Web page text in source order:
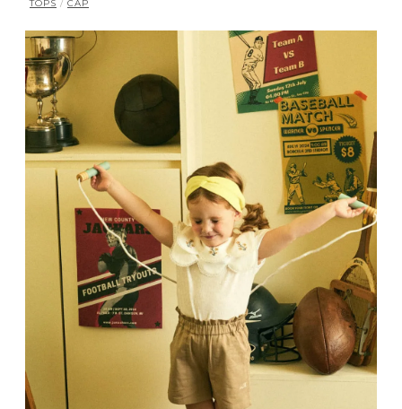
TOPS / CAP